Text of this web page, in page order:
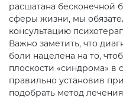
расшатана бесконечной
сферы жизни, мы
консультацию
Важно заметить, что
боли нацелена на то,
плоскости «синдрома» в
правильно установив
подобрать метод